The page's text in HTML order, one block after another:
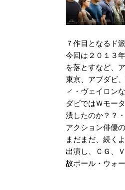
７作目となるド
今回は２０１３
を落とすなど、
東京、アブダビ
ィ・ヴェイロン
ダビではＷモー
潰したのか？？
アクション俳優
まだまだ、続く
出演し、ＣＧ、
故ポール・ウォ